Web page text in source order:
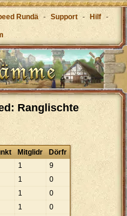
Rundä - Support - Hilf -
Ranglischte
Mitglidr
Dörfr
1
9
1
0
1
0
1
0